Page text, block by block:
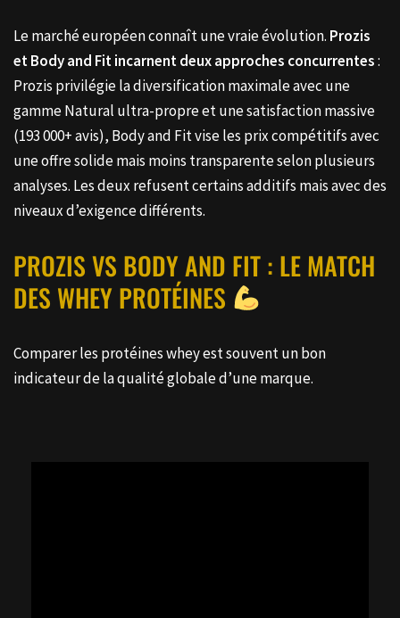
Le marché européen connaît une vraie évolution. Prozis
et Body and Fit incarnent deux approches concurrentes:
Prozis privilégie la diversification maximale avec une
gamme Natural ultra-propre et une satisfaction massive
(193 000+ avis), Body and Fit vise les prix compétitifs avec
une offre solide mais moins transparente selon plusieurs
analyses. Les deux refusent certains additifs mais avec des
niveaux d’exigence différents.
PROZIS VS BODY AND FIT : LE MATCH
DES WHEY PROTÉINES
Comparer les protéines whey est souvent un bon
indicateur de la qualité globale d’une marque.